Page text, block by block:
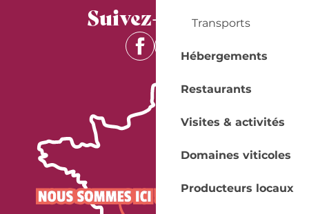
Transports
Hébergements
Restaurants
Visites & activités
Domaines viticoles
Producteurs locaux
Suivez-nous !